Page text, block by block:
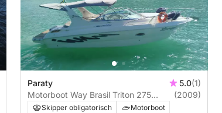
Paraty 5.0(1)
Motorboot Way Brasil Triton 275
260PS
(2009)
Skipper obligatorisch
Motorboot